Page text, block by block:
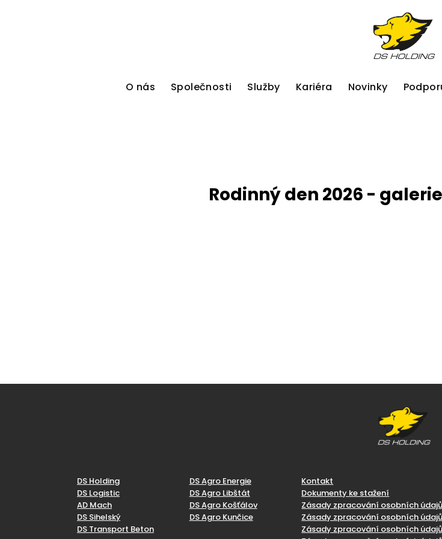
O nás Společnosti Služby Kariéra Novinky
Rodinný den 2026 -
DS Holding
DS Logistic
AD Mach
DS Sihelský
DS Transport Beton
DS Agro Energie
DS Agro Libštát
DS Agro Košťálov
DS Agro Kunčice
Kontakt
Dokumenty ke stažení
Zásady zpracování osobních údajů
Zásady zpracování osobních
Zásady zpracování osobních